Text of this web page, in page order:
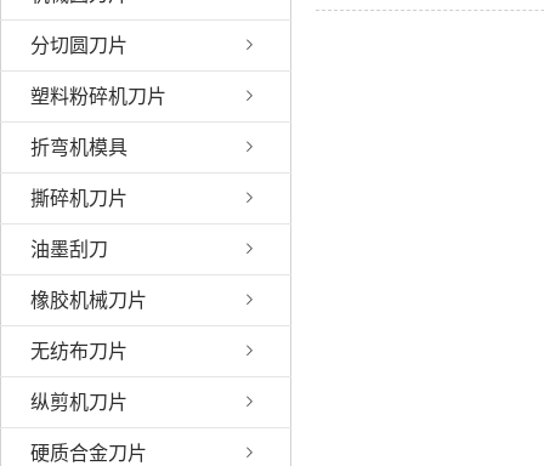
分切圆刀片
塑料粉碎机刀片
折弯机模具
撕碎机刀片
油墨刮刀
橡胶机械刀片
无纺布刀片
纵剪机刀片
硬质合金刀片